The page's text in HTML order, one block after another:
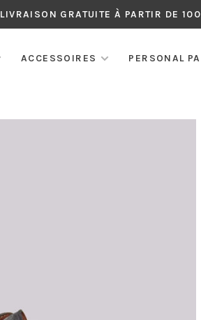
LIVRAISON GRATUITE À PARTIR DE
ACCESSOIRES PERSONAL